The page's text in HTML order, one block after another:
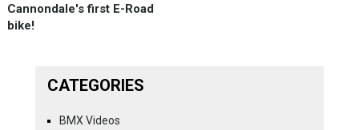
Cannondale's first E-Road
bike!
CATEGORIES
BMX Videos